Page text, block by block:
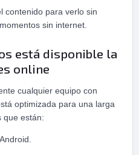
contenido para verlo sin
sin internet.
está disponible la
online
cualquier equipo con
optimizada para una larga
que están: